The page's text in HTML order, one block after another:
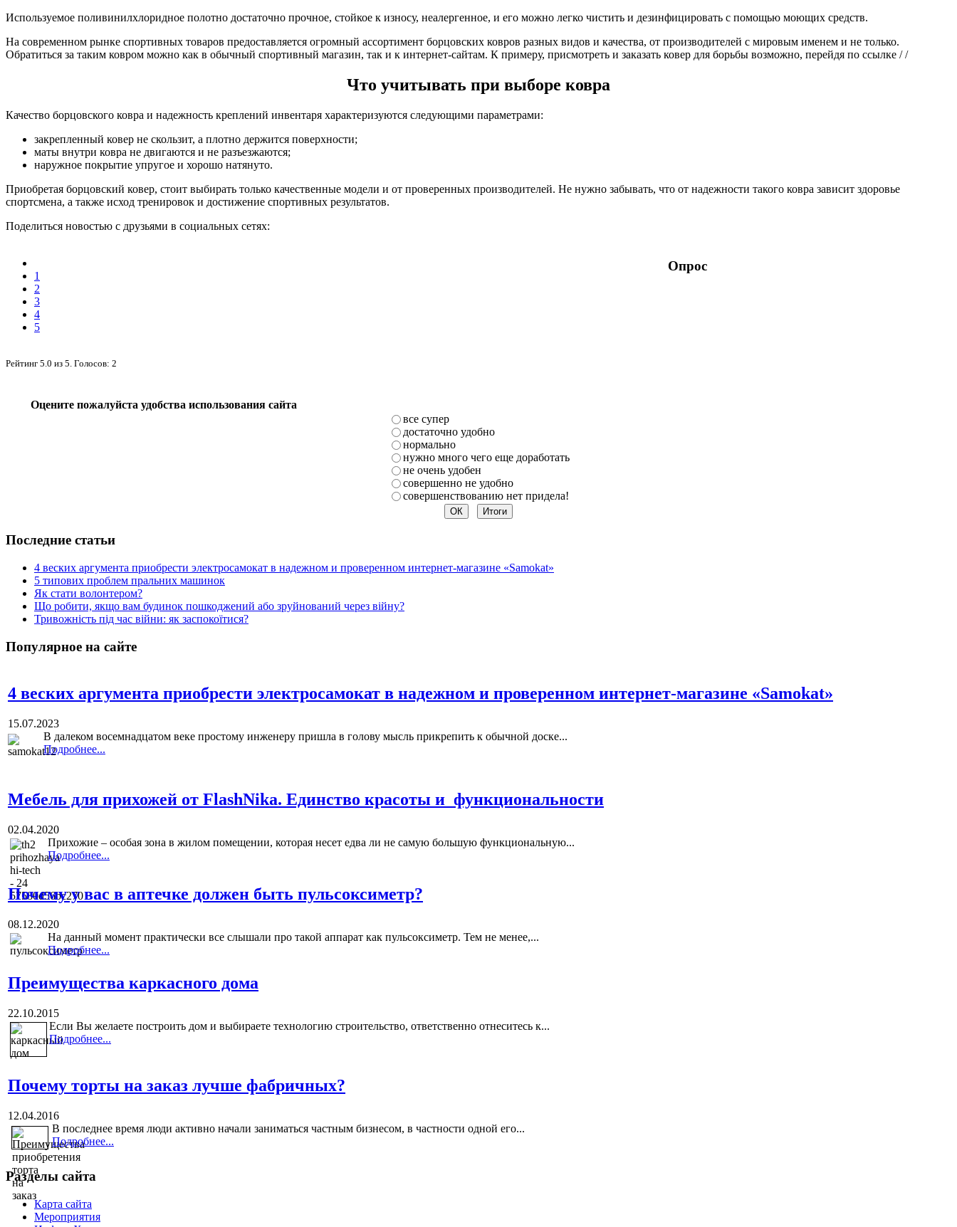
Используемое поливинилхлоридное полотно достаточно прочное, стойкое к износу, неалергенное, и его можно легко чистить и дезинфицировать с помощью моющих средств.
На современном рынке спортивных товаров предоставляется огромный ассортимент борцовских ковров разных видов и качества, от производителей с мировым именем и не только.
Обратиться за таким ковром можно как в обычный спортивный магазин, так и к интернет-сайтам. К примеру, присмотреть и заказать ковер для борьбы возможно, перейдя по ссылке / /
Что учитывать при выборе ковра
Качество борцовского ковра и надежность креплений инвентаря характеризуются следующими параметрами:
закрепленный ковер не скользит, а плотно держится поверхности;
маты внутри ковра не двигаются и не разъезжаются;
наружное покрытие упругое и хорошо натянуто.
Приобретая борцовский ковер, стоит выбирать только качественные модели и от проверенных производителей. Не нужно забывать, что от надежности такого ковра зависит здоровье
спортсмена, а также исход тренировок и достижение спортивных результатов.
Поделиться новостью с друзьями в социальных сетях:
1
2
3
4
5
Рейтинг 5.0 из 5 . Голосов: 2
Опрос
Оцените пожалуйста удобства использования сайта
все супер
достаточно удобно
нормально
нужно много чего еще доработать
не очень удобен
совершенно не удобно
совершенствованию нет придела!
Последние статьи
4 веских аргумента приобрести электросамокат в надежном и проверенном интернет-магазине «Samokat»
5 типових проблем пральних машинок
Як стати волонтером?
Що робити, якщо вам будинок пошкоджений або зруйнований через війну?
Тривожність під час війни: як заспокоїтися?
Популярное на сайте
4 веских аргумента приобрести электросамокат в надежном и проверенном интернет-магазине «Samokat»
15.07.2023
В далеком восемнадцатом веке простому инженеру пришла в голову мысль прикрепить к обычной доске...
Подробнее...
Мебель‌ ‌для‌ ‌прихожей‌ ‌от‌ ‌FlashNika.‌ ‌Единство‌ ‌красоты‌ ‌и‌ ‌ функциональности‌
02.04.2020
Прихожие – особая зона в жилом помещении, которая несет едва ли не самую большую функциональную...
Подробнее...
Почему у вас в аптечке должен быть пульсоксиметр?
08.12.2020
На данный момент практически все слышали про такой аппарат как пульсоксиметр. Тем не менее,...
Подробнее...
Преимущества каркасного дома
22.10.2015
Если Вы желаете построить дом и выбираете технологию строительство, ответственно отнеситесь к...
Подробнее...
Почему торты на заказ лучше фабричных?
12.04.2016
В последнее время люди активно начали заниматься частным бизнесом, в частности одной его...
Подробнее...
Разделы сайта
Карта сайта
Мероприятия